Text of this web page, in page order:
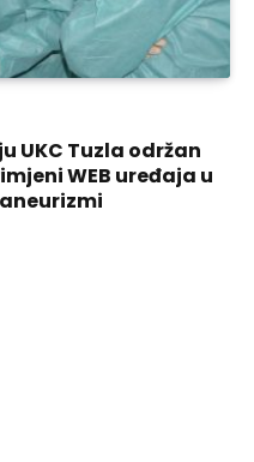
UKC Tuzla održan
WEB uređaja u